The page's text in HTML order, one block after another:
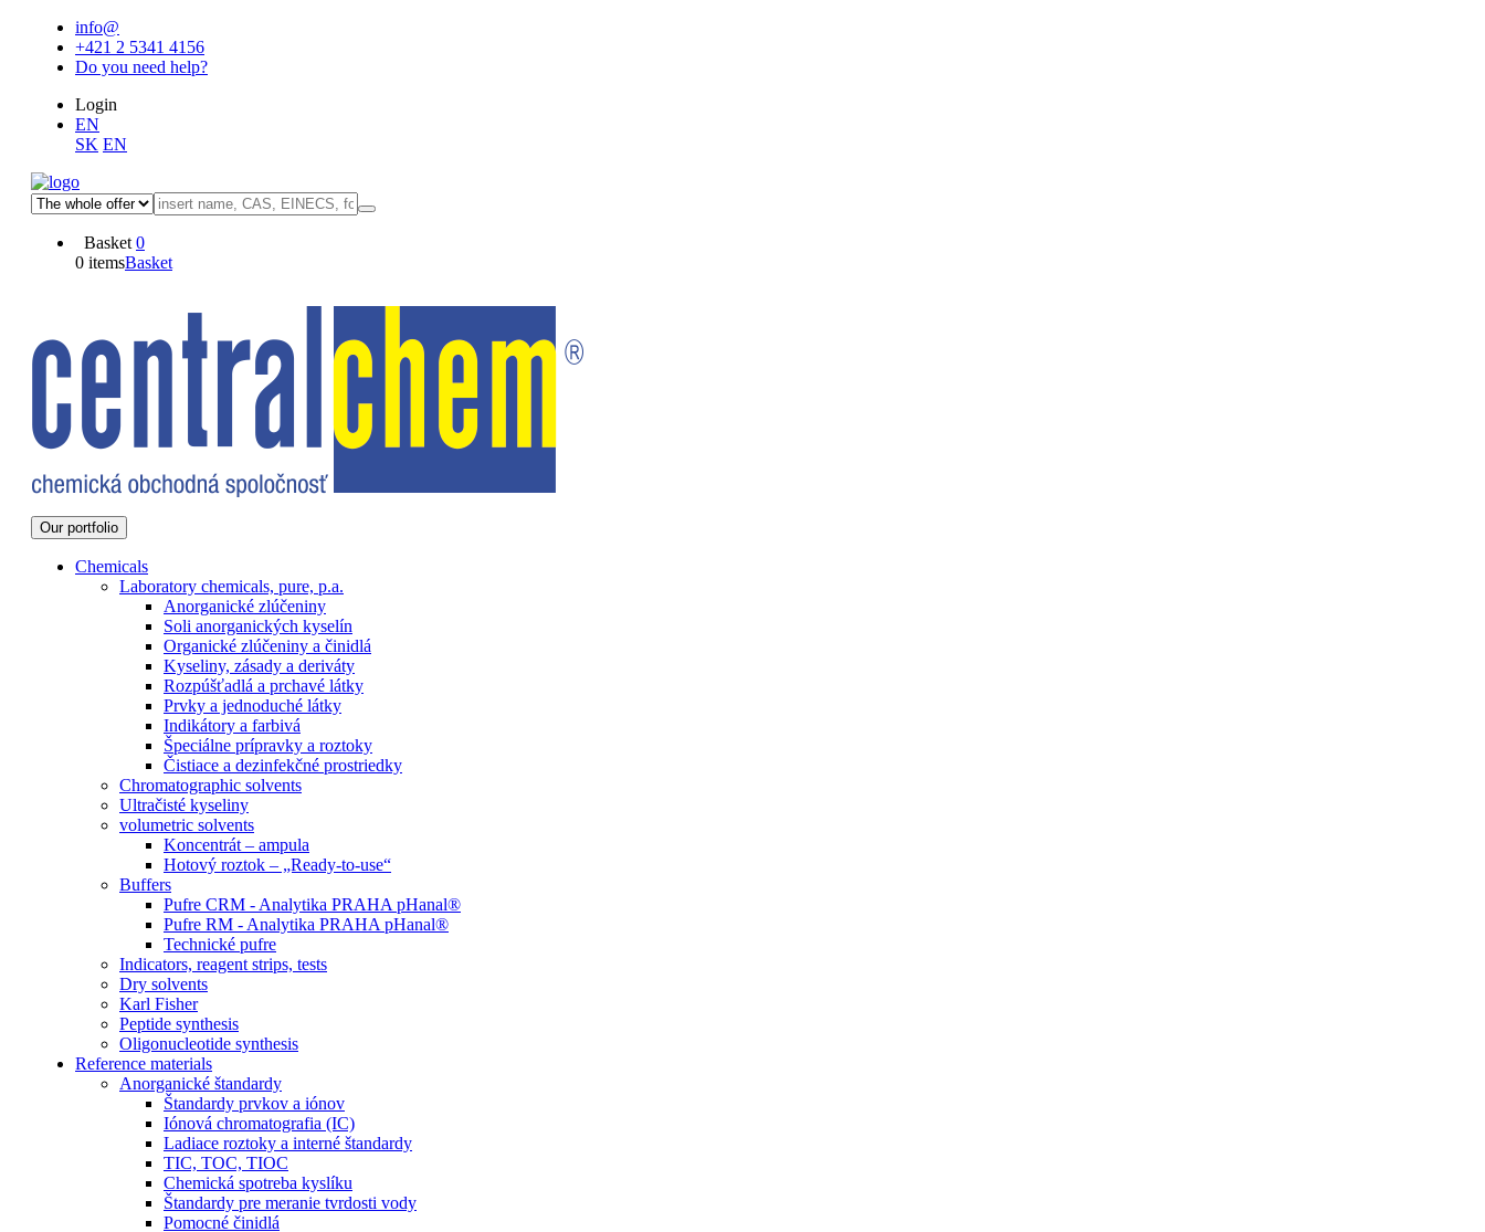
info@
+421 2 5341 4156
Do you need help?
Login
EN
SK EN
Basket 0
0 itemsBasket
Our portfolio
Chemicals
Laboratory chemicals, pure, p.a.
Anorganické zlúčeniny
Soli anorganických kyselín
Organické zlúčeniny a činidlá
Kyseliny, zásady a deriváty
Rozpúšťadlá a prchavé látky
Prvky a jednoduché látky
Indikátory a farbivá
Špeciálne prípravky a roztoky
Čistiace a dezinfekčné prostriedky
Chromatographic solvents
Ultračisté kyseliny
volumetric solvents
Koncentrát – ampula
Hotový roztok – „Ready-to-use“
Buffers
Pufre CRM - Analytika PRAHA pHanal®
Pufre RM - Analytika PRAHA pHanal®
Technické pufre
Indicators, reagent strips, tests
Dry solvents
Karl Fisher
Peptide synthesis
Oligonucleotide synthesis
Reference materials
Anorganické štandardy
Štandardy prvkov a iónov
Iónová chromatografia (IC)
Ladiace roztoky a interné štandardy
TIC, TOC, TIOC
Chemická spotreba kyslíku
Štandardy pre meranie tvrdosti vody
Pomocné činidlá